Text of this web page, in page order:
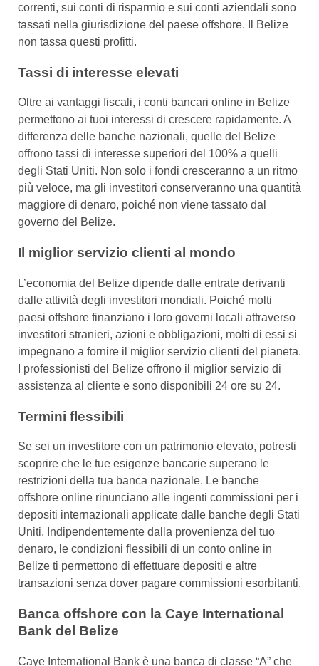
correnti, sui conti di risparmio e sui conti aziendali sono
tassati nella giurisdizione del paese offshore. Il Belize
non tassa questi profitti.
Tassi di interesse elevati
Oltre ai vantaggi fiscali, i conti bancari online in Belize
permettono ai tuoi interessi di crescere rapidamente. A
differenza delle banche nazionali, quelle del Belize
offrono tassi di interesse superiori del 100% a quelli
degli Stati Uniti. Non solo i fondi cresceranno a un ritmo
più veloce, ma gli investitori conserveranno una quantità
maggiore di denaro, poiché non viene tassato dal
governo del Belize.
Il miglior servizio clienti al mondo
L’economia del Belize dipende dalle entrate derivanti
dalle attività degli investitori mondiali. Poiché molti
paesi offshore finanziano i loro governi locali attraverso
investitori stranieri, azioni e obbligazioni, molti di essi si
impegnano a fornire il miglior servizio clienti del pianeta.
I professionisti del Belize offrono il miglior servizio di
assistenza al cliente e sono disponibili 24 ore su 24.
Termini flessibili
Se sei un investitore con un patrimonio elevato, potresti
scoprire che le tue esigenze bancarie superano le
restrizioni della tua banca nazionale. Le banche
offshore online rinunciano alle ingenti commissioni per i
depositi internazionali applicate dalle banche degli Stati
Uniti. Indipendentemente dalla provenienza del tuo
denaro, le condizioni flessibili di un conto online in
Belize ti permettono di effettuare depositi e altre
transazioni senza dover pagare commissioni esorbitanti.
Banca offshore con la Caye International
Bank del Belize
Caye International Bank è una banca di classe “A” che